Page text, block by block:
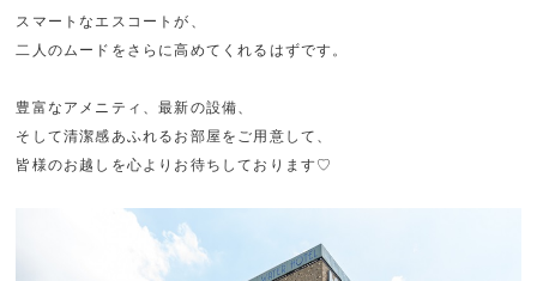
スマートなエスコートが、
二人のムードをさらに高めてくれるはずです。
豊富なアメニティ、最新の設備、
そして清潔感あふれるお部屋をご用意して、
皆様のお越しを心よりお待ちしております♡